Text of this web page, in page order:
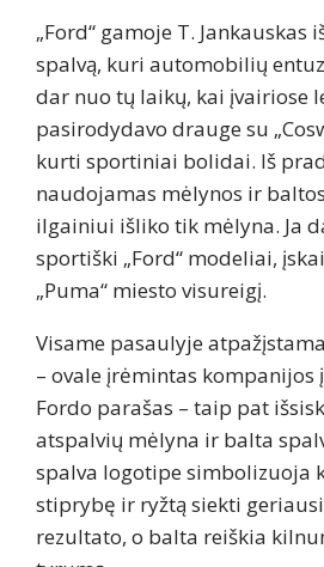
„Ford“ gamoje T. Jankauskas
spalvą, kuri automobilių
dar nuo tų laikų, kai įvairiose
pasirodydavo drauge su
kurti sportiniai bolidai. Iš
naudojamas mėlynos ir
ilgainiui išliko tik mėlyna. Ja
sportiški „Ford“ modeliai,
„Puma“ miesto visureigį.
Visame pasaulyje
– ovale įrėmintas kompanijos
Fordo parašas – taip pat
atspalvių mėlyna ir balta
spalva logotipe simbolizuoja
stiprybę ir ryžtą siekti
rezultato, o balta reiškia